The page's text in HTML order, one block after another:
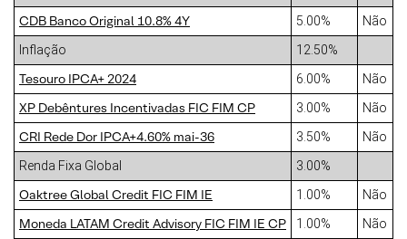
CDB Banco Original 10.8% 4Y 5.00%
Não
Inflação
12.50%
Tesouro IPCA+ 2024 6.00% Não
XP Debêntures Incentivadas FIC FIM CP 3.00% Não
CRI Rede Dor IPCA+4.60% mai-36 3.50%
Não
Renda Fixa Global
3.00%
Oaktree Global Credit FIC FIM IE 1.00% Não
Moneda LATAM Credit Advisory FIC FIM IE CP 1.00% Não